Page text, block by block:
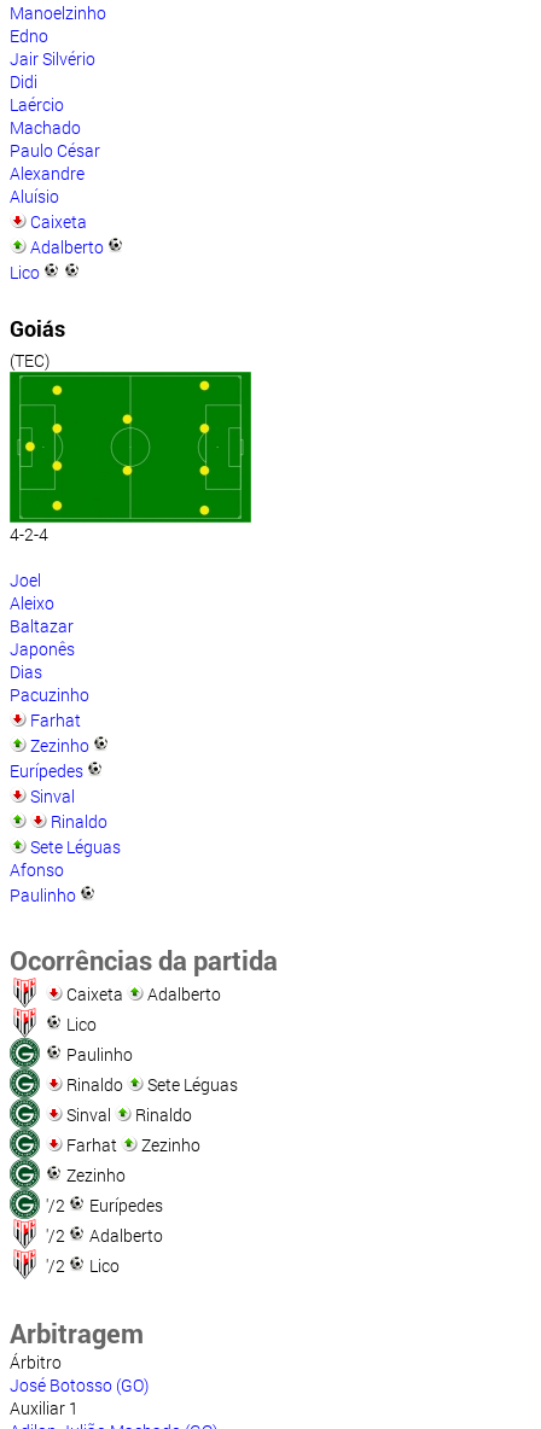
Manoelzinho
Edno
Jair Silvério
Didi
Laércio
Machado
Paulo César
Alexandre
Aluísio
Caixeta
Adalberto
Lico
Goiás
(TEC)
4-2-4
Joel
Aleixo
Baltazar
Japonês
Dias
Pacuzinho
Farhat
Zezinho
Eurípedes
Sinval
Rinaldo
Sete Léguas
Afonso
Paulinho
Ocorrências da partida
Caixeta
Adalberto
Lico
Paulinho
Rinaldo
Sete Léguas
Sinval
Rinaldo
Farhat
Zezinho
Zezinho
'/2
Eurípedes
'/2
Adalberto
'/2
Lico
Arbitragem
Árbitro
José Botosso (GO)
Auxiliar 1